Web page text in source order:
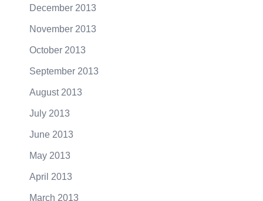
December 2013
November 2013
October 2013
September 2013
August 2013
July 2013
June 2013
May 2013
April 2013
March 2013